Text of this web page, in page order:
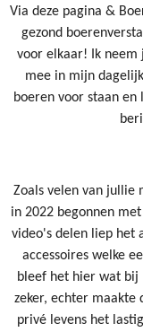
Via deze pagina &
gezond
voor elkaar! Ik neem
mee in mijn
boeren voor staan
Zoals velen van jullie
in 2022 begonnen
video's delen liep het
accessoires welke
bleef het hier wat bij
zeker, echter maakte
privé levens het